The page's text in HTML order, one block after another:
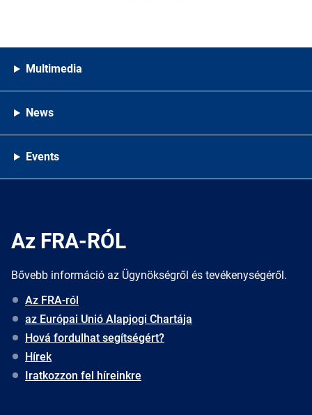
Multimedia
News
Events
Az FRA-RÓL
Bővebb információ az Ügynökségről és tevékenységéről.
Az FRA-ról
az Európai Unió Alapjogi Chartája
Hová fordulhat segítségért?
Hírek
Iratkozzon fel híreinkre